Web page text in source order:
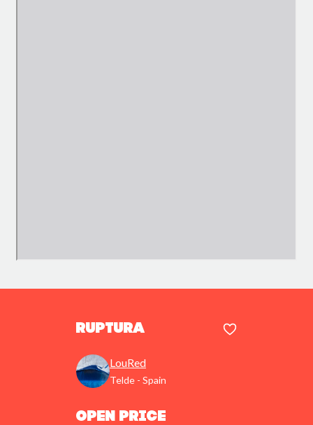
ruptura
LouRed
Telde - Spain
Open Price